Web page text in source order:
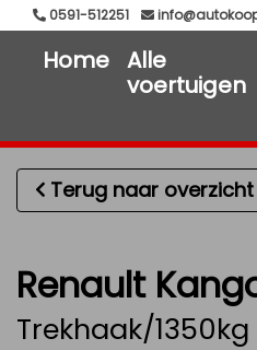
0591-512251
Home Alle
voertuigen
Terug naar overzicht
Renault
Trekhaak/1350kg